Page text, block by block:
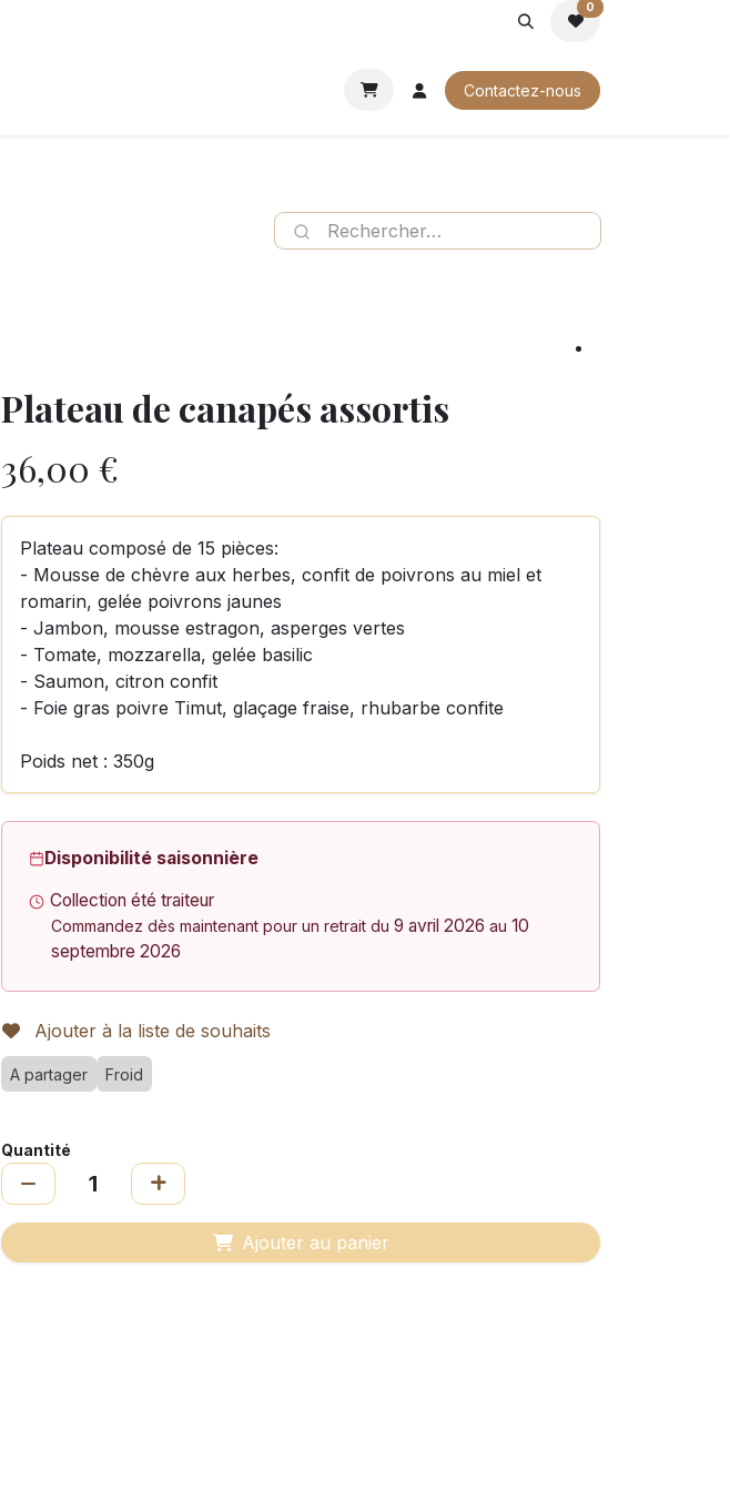
0
Contactez-nous
Plateau de canapés assortis
36,00 €
Plateau composé de 15 pièces:
- Mousse de chèvre aux herbes, confit de poivrons au miel et
romarin, gelée poivrons jaunes
- Jambon, mousse estragon, asperges vertes
- Tomate, mozzarella, gelée basilic
- Saumon, citron confit
- Foie gras poivre Timut, glaçage fraise, rhubarbe confite
Poids net : 350g
Disponibilité saisonnière
Collection été traiteur
Commandez dès maintenant pour un retrait du 9 avril 2026 au 10
septembre 2026
Ajouter à la liste de souhaits
A partager Froid
Quantité
Ajouter au panier